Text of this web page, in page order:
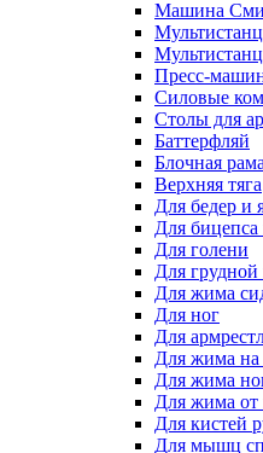
Машина
Пресс-
Силовые
Столы для
Баттерфляй
Блочная рама
Верхняя тяга
Для бедер и
Для бицепса
Для голени
Для грудной
Для жима
Для ног
Для
Для жима на
Для жима
Для жима от
Для кистей
Для мышц